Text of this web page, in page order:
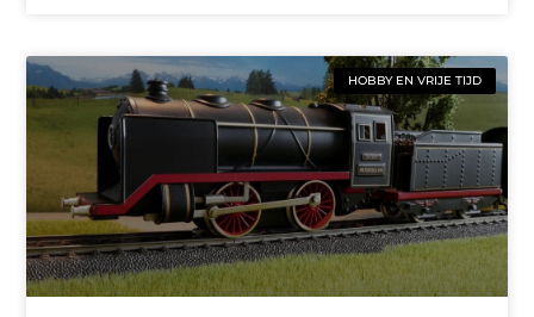
HOBBY EN VRIJE TIJD